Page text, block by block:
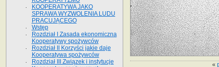
«
KOOPERATYWA JAKO
SPRAWA WYZWOLENIA LUDU
PRACUJĄCEGO
Wstęp
Rozdział I Zasada ekonomiczna
Kooperatywy spożywców
Rozdział II Korzyści jakie daje
Kooperatywa spożywców
Rozdział III Związek i instytucje